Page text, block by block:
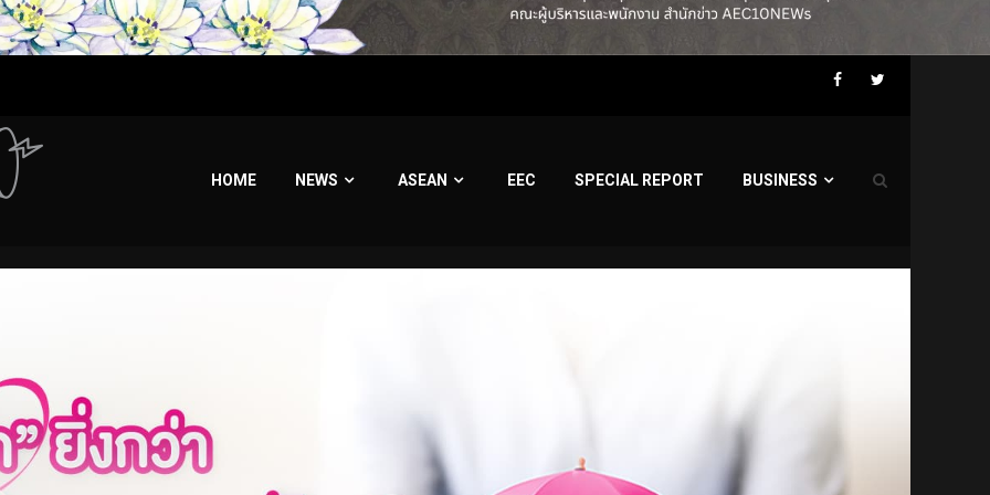
Facebook
Twitter
HOME NEWS ASEAN EEC SPECIAL REPORT BUSINESS